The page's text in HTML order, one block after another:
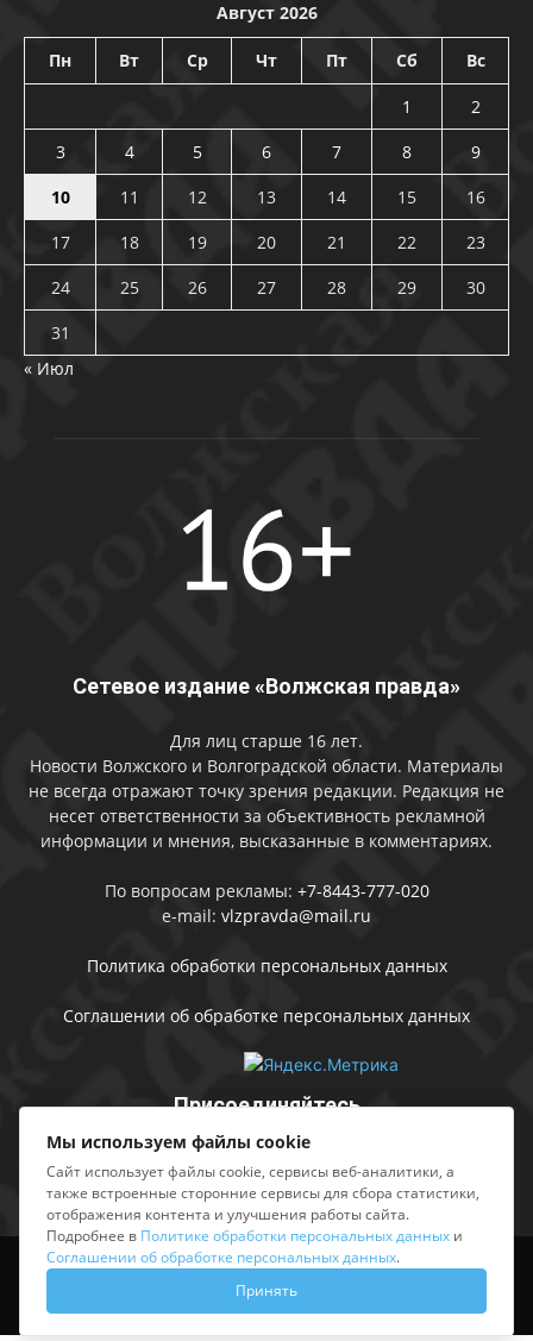
Август 2026
Пн Вт Ср Чт Пт Сб Вс
1
2
3
4 5 6 7 8
9
10
11 12 13 14 15
16
17
18 19 20 21 22
23
24
25 26 27 28 29
30
31
« Июл
Сетевое издание «Волжская правда»
Для лиц старше 16 лет.
Новости Волжского и Волгоградской области. Материалы
не всегда отражают точку зрения редакции. Редакция не
несет ответственности за объективность рекламной
информации и мнения, высказанные в комментариях.
По вопросам рекламы: +7-8443-777-020
e-mail: vlzpravda@mail.ru
Политика обработки персональных данных
Соглашении об обработке персональных данных
Присоединяйтесь
Выходные данные Sing in
© АМУ «Редакция газеты «Волжская правда», 2012-2026
Мы используем файлы cookie
Сайт использует файлы cookie, сервисы веб-аналитики, а
также встроенные сторонние сервисы для сбора статистики,
отображения контента и улучшения работы сайта.
Подробнее в Политике обработки персональных данных и
Соглашении об обработке персональных данных.
Принять